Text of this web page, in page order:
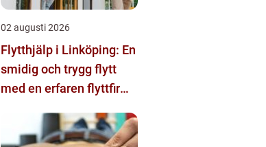
02 augusti 2026
Flytthjälp i Linköping: En
smidig och trygg flytt
med en erfaren flyttfirma